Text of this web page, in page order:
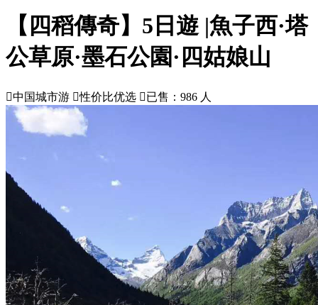
【四稻傳奇】5日遊 |魚子西·塔
公草原·墨石公園·四姑娘山
中国城市游 性价比优选 已售：986 人